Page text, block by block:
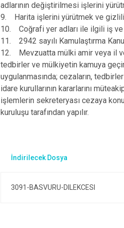
adlarının değiştirilmesi işlerini
9. Harita işlerini yürütmek ve
10. Coğrafi yer adları ile ilgili iş
11. 2942 sayılı Kamulaştırma
12. Mevzuatta mülki amir veya il ve
tedbirler ve mülkiyetin kamuya
uygulanmasında; cezaların,
idare kurullarının kararlarını
işlemlerin sekreteryası cezaya
kuruluşu tarafından yapılır.
3091-BASVURU-DILEKCESI